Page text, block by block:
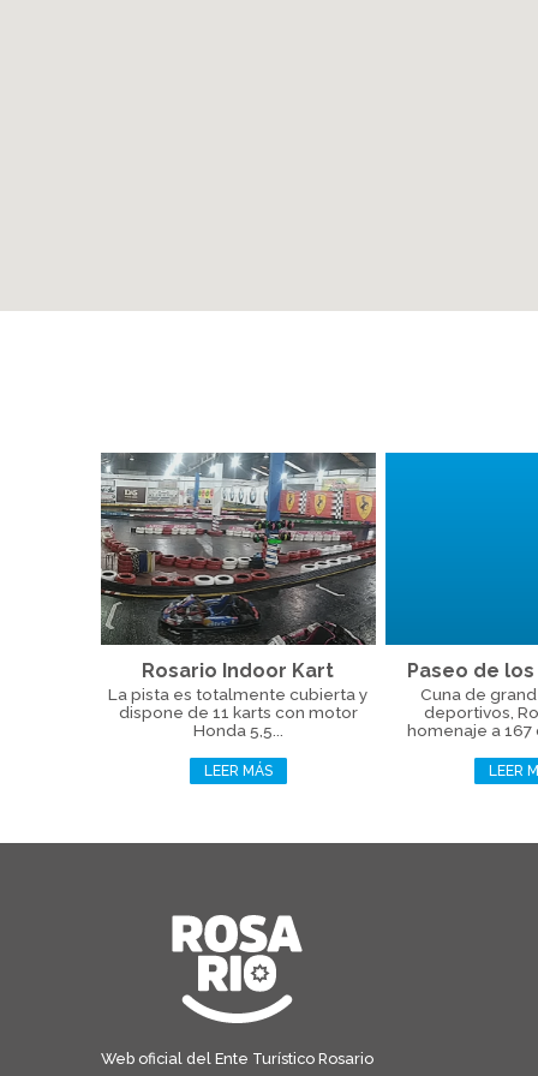
Rosario Indoor Kart
La pista es totalmente cubierta y
dispone de 11 karts con motor
Honda 5,5...
LEER MÁS
Paseo de
Cuna de
deportivos,
homenaje a
LEER
Web oficial del Ente Turístico Rosario